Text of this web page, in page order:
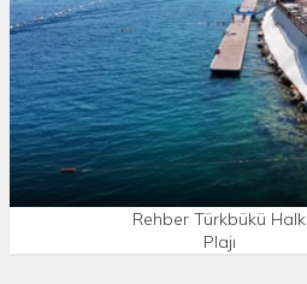
Rehber Türkbükü Halk
Plajı